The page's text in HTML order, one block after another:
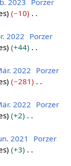
2023 Porzer
−10
2022 Porzer
+44
2022 Porzer
−281
2022 Porzer
+2
2021
Porzer
+3